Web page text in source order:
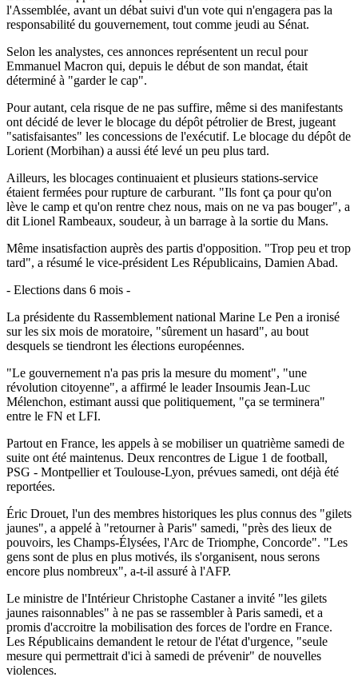
l'Assemblée, avant un débat suivi d'un vote qui n'engagera pas la
responsabilité du gouvernement, tout comme jeudi au Sénat.
Selon les analystes, ces annonces représentent un recul pour
Emmanuel Macron qui, depuis le début de son mandat, était
déterminé à "garder le cap".
Pour autant, cela risque de ne pas suffire, même si des manifestants
ont décidé de lever le blocage du dépôt pétrolier de Brest, jugeant
"satisfaisantes" les concessions de l'exécutif. Le blocage du dépôt de
Lorient (Morbihan) a aussi été levé un peu plus tard.
Ailleurs, les blocages continuaient et plusieurs stations-service
étaient fermées pour rupture de carburant. "Ils font ça pour qu'on
lève le camp et qu'on rentre chez nous, mais on ne va pas bouger", a
dit Lionel Rambeaux, soudeur, à un barrage à la sortie du Mans.
Même insatisfaction auprès des partis d'opposition. "Trop peu et trop
tard", a résumé le vice-président Les Républicains, Damien Abad.
- Elections dans 6 mois -
La présidente du Rassemblement national Marine Le Pen a ironisé
sur les six mois de moratoire, "sûrement un hasard", au bout
desquels se tiendront les élections européennes.
"Le gouvernement n'a pas pris la mesure du moment", "une
révolution citoyenne", a affirmé le leader Insoumis Jean-Luc
Mélenchon, estimant aussi que politiquement, "ça se terminera"
entre le FN et LFI.
Partout en France, les appels à se mobiliser un quatrième samedi de
suite ont été maintenus. Deux rencontres de Ligue 1 de football,
PSG - Montpellier et Toulouse-Lyon, prévues samedi, ont déjà été
reportées.
Éric Drouet, l'un des membres historiques les plus connus des "gilets
jaunes", a appelé à "retourner à Paris" samedi, "près des lieux de
pouvoirs, les Champs-Élysées, l'Arc de Triomphe, Concorde". "Les
gens sont de plus en plus motivés, ils s'organisent, nous serons
encore plus nombreux", a-t-il assuré à l'AFP.
Le ministre de l'Intérieur Christophe Castaner a invité "les gilets
jaunes raisonnables" à ne pas se rassembler à Paris samedi, et a
promis d'accroitre la mobilisation des forces de l'ordre en France.
Les Républicains demandent le retour de l'état d'urgence, "seule
mesure qui permettrait d'ici à samedi de prévenir" de nouvelles
violences.